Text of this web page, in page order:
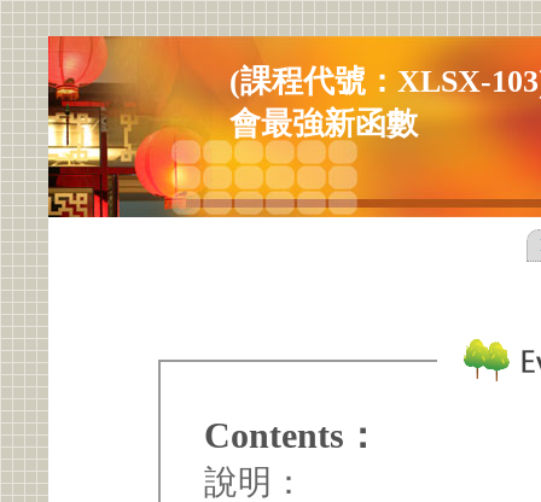
(課程代號：XLSX-
會最強新函數
Contents：
說明：